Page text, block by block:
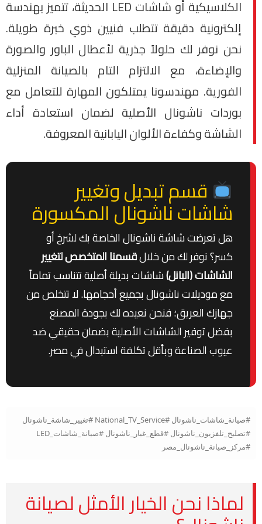
الكلاسيكية أو شاشات LED الحديثة، تتميز بهندسة
إلكترونية دقيقة تتطلب فنيين ذوي خبرة طويلة.
نحن نوفر لك حلولاً جذرية لأعطال الباور والصورة
والإضاءة، مع الالتزام التام بالصيانة المنزلية
الفورية. مهندسونا يمتلكون المهارة للتعامل مع
بوردات ناشونال الأصلية لضمان استعادة أداء
الشاشة وكفاءة الألوان اليابانية المعروفة.
قسم تبديل وتغيير
شاشات ناشونال المكسورة
هل تعرضت شاشة ناشونال الخاصة بك لشرخ أو
كسر؟ نوفر لك من خلالقسمنا المتخصص لتغيير
الشاشات (البانل)شاشات بديلة أصلية تتناسب تماماً
مع موديلات ناشونال بجميع أحجامها. لا تتخلص من
جهازك العريق؛ فنحن نعيده لك بجودة المصنع
بفضل توفير الشاشات الأصلية بضمان حقيقي ضد
عيوب الصناعة وبأقل تكلفة استبدال في مصر.
#صيانة_شاشات_ناشونال #National_TV_Service #تغيير_شاشة_ناشونال
#تصليح_تلفزيون_ناشونال #قطع_غيار_ناشونال #صيانة_شاشات_LED
#مركز_صيانة_ناشونال_مصر
لماذا نحن الخيار الأمثل لصيانة